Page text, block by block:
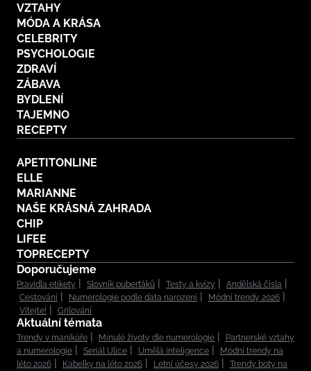
VZTAHY
MÓDA A KRÁSA
CELEBRITY
PSYCHOLOGIE
ZDRAVÍ
ZÁBAVA
BYDLENÍ
TAJEMNO
RECEPTY
APETITONLINE
ELLE
MARIANNE
NAŠE KRÁSNÁ ZAHRADA
CHIP
LIFEE
TOPRECEPTY
Doporučujeme
Pravidla etikety Slovník puberťáků Testy a kvízy
Andělská čísla
Cestování
Numerologie podle data narození
Módní trendy 2026
Vítejte!
Grilování
Aktuální témata
Trendy v manikúře Minulé životy dle numerologie
Partnerské vztahy
a numerologie
Seriál Ulice Umělá inteligence
Módní trendy na
léto 2026
Kabelky na léto 2026 Letní účesy 2026
Trendy boty na